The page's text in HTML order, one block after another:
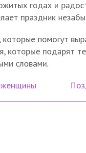
годах и
праздник
помогут
подарят
словами.
женщины